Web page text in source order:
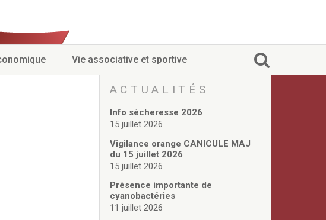
Vie associative et sportive
ACTUALITÉS
Info sécheresse 2026
15 juillet 2026
Vigilance orange CANICULE MAJ
du 15 juillet 2026
15 juillet 2026
Présence importante de
cyanobactéries
11 juillet 2026